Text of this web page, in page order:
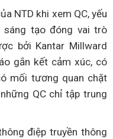
NTD khi xem QC, yếu
tạo đóng vai trò
bởi Kantar Millward
gắn kết cảm xúc, có
mối tương quan chặt
QC chỉ tập trung
điệp truyền thông